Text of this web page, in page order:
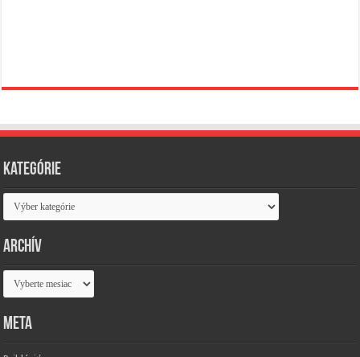
Kategórie
Kategórie
Archív
Archív
Meta